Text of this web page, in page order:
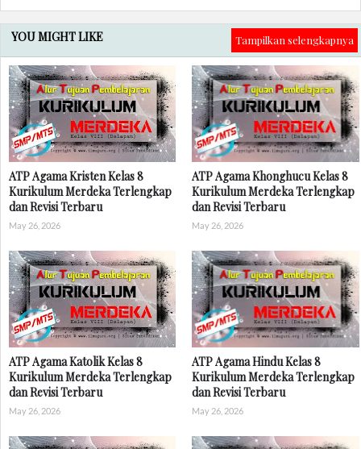
YOU MIGHT LIKE Tampilkan selengkapnya
ATP Agama Kristen Kelas 8
Kurikulum Merdeka Terlengkap
dan Revisi Terbaru
May 26, 2026
ATP Agama Khonghucu Kelas 8
Kurikulum Merdeka Terlengkap
dan Revisi Terbaru
May 26, 2026
ATP Agama Katolik Kelas 8
Kurikulum Merdeka Terlengkap
dan Revisi Terbaru
May 26, 2026
ATP Agama Hindu Kelas 8
Kurikulum Merdeka Terlengkap
dan Revisi Terbaru
May 26, 2026